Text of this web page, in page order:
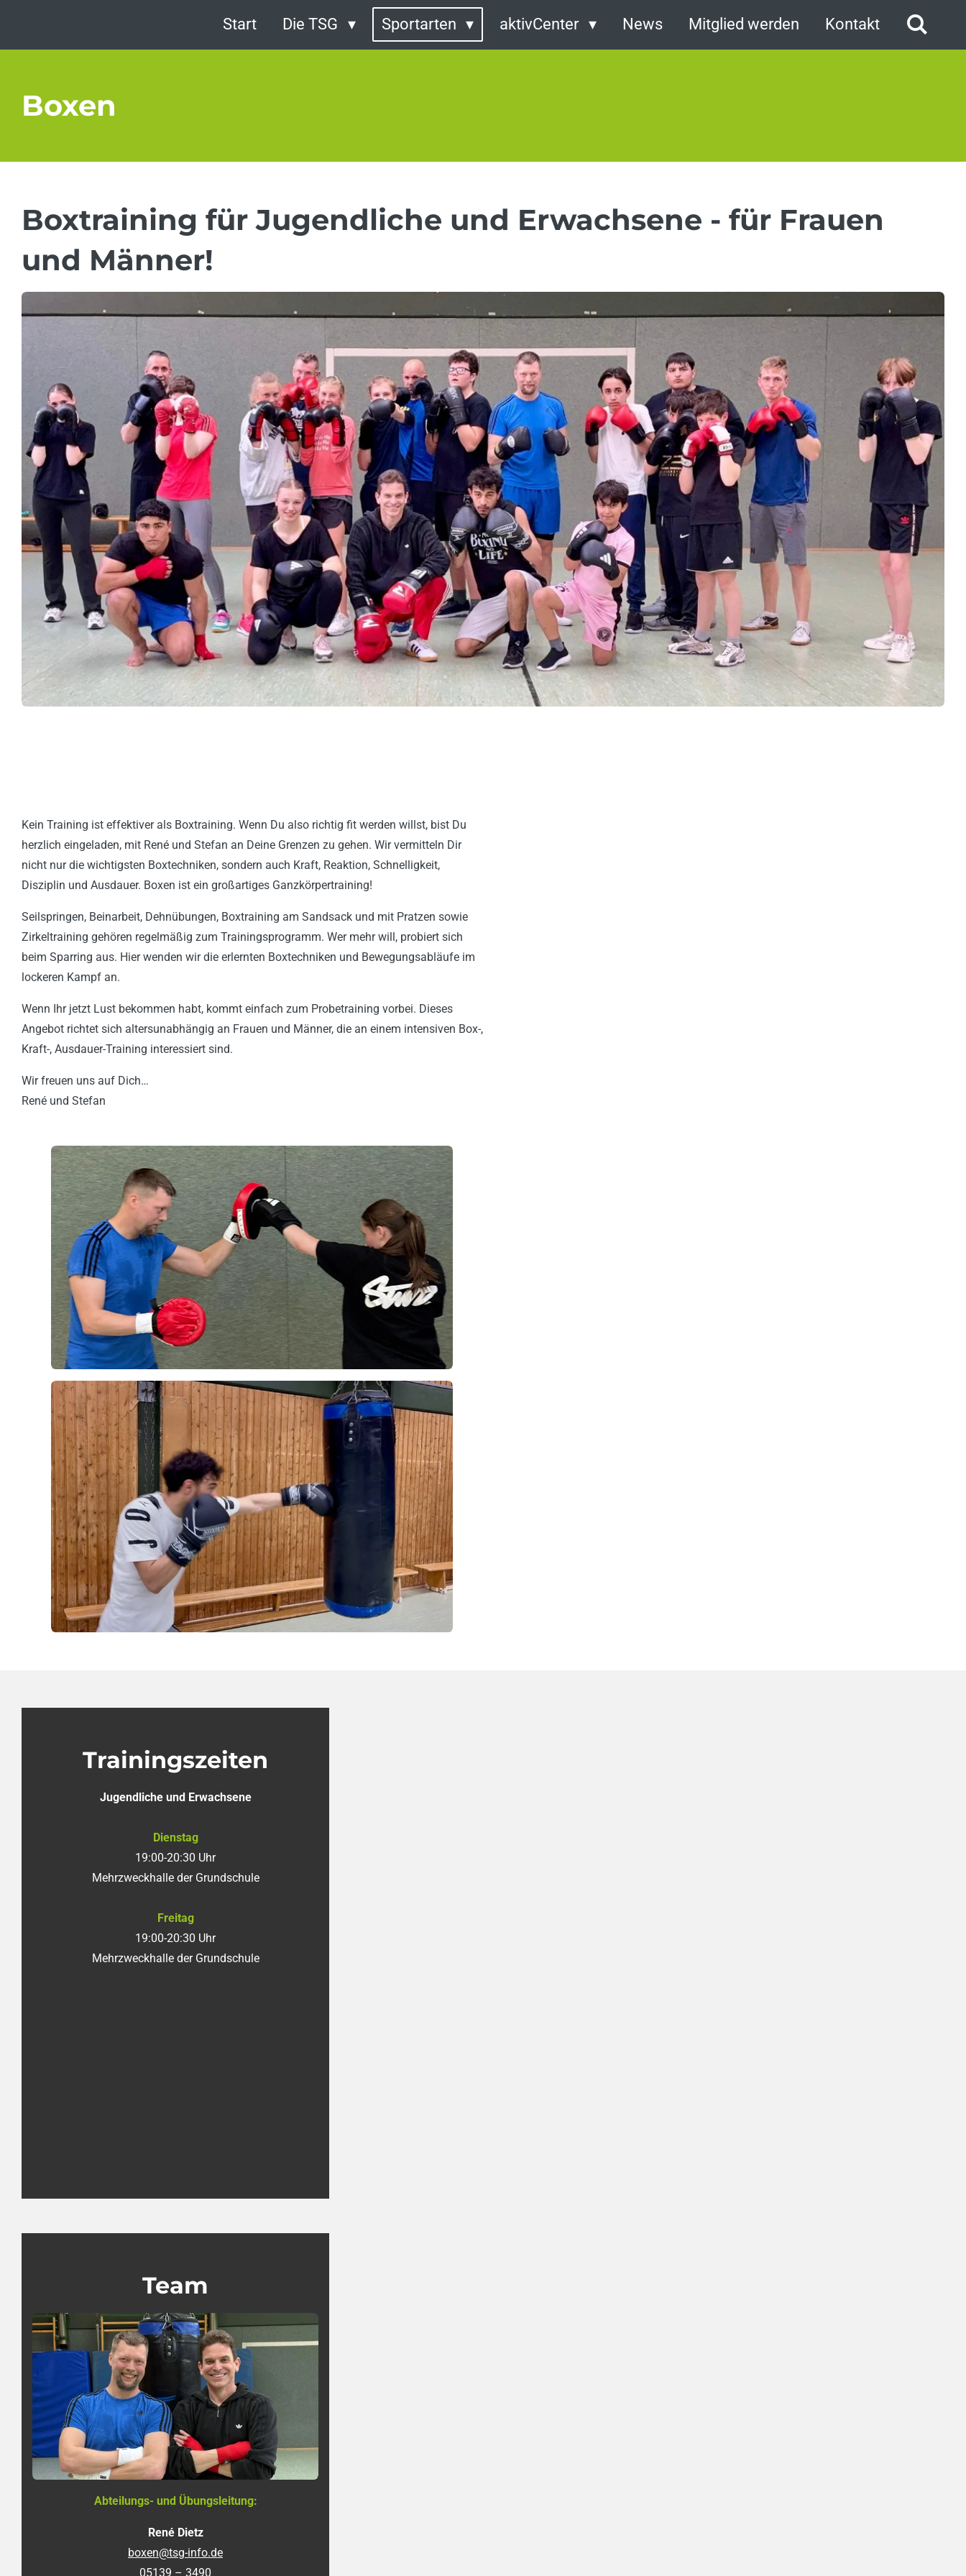
Start Die TSG Sportarten aktivCenter News Mitglied werden Kontakt
Boxen
Boxtraining für Jugendliche und Erwachsene - für Frauen
und Männer!
Kein Training ist effektiver als Boxtraining. Wenn Du also richtig fit werden willst, bist Du
herzlich eingeladen, mit René und Stefan an Deine Grenzen zu gehen. Wir vermitteln Dir
nicht nur die wichtigsten Boxtechniken, sondern auch Kraft, Reaktion, Schnelligkeit,
Disziplin und Ausdauer. Boxen ist ein großartiges Ganzkörpertraining!
Seilspringen, Beinarbeit, Dehnübungen, Boxtraining am Sandsack und mit Pratzen sowie
Zirkeltraining gehören regelmäßig zum Trainingsprogramm. Wer mehr will, probiert sich
beim Sparring aus. Hier wenden wir die erlernten Boxtechniken und Bewegungsabläufe im
lockeren Kampf an.
Wenn Ihr jetzt Lust bekommen habt, kommt einfach zum Probetraining vorbei. Dieses
Angebot richtet sich altersunabhängig an Frauen und Männer, die an einem intensiven Box-,
Kraft-, Ausdauer-Training interessiert sind.
Wir freuen uns auf Dich…
René und Stefan
Trainingszeiten
Jugendliche und Erwachsene
Dienstag
19:00-20:30 Uhr
Mehrzweckhalle der Grundschule
Freitag
19:00-20:30 Uhr
Mehrzweckhalle der Grundschule
Team
Abteilungs- und Übungsleitung:
René Dietz
boxen@tsg-info.de
05139 – 3490